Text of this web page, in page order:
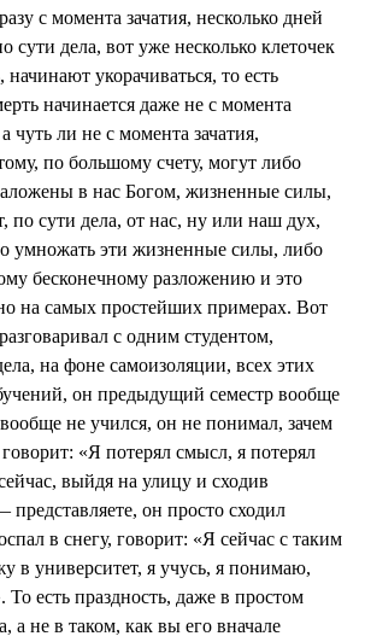
с момента зачатия, несколько дней
сути дела, вот уже несколько клеточек
укорачиваться, то есть
начинается даже не с момента
чуть ли не с момента зачатия,
по большому счету, могут либо
в нас Богом, жизненные силы,
по сути дела, от нас, ну или наш дух,
умножать эти жизненные силы, либо
бесконечному разложению и это
на самых простейших примерах. Вот
с одним студентом,
на фоне самоизоляции, всех этих
он предыдущий семестр вообще
не учился, он не понимал, зачем
«Я потерял смысл, я потерял
выйдя на улицу и сходив
он просто сходил
в снегу, говорит: «Я сейчас с таким
в университет, я учусь, я понимаю,
То есть праздность, даже в простом
а не в таком, как вы его вначале